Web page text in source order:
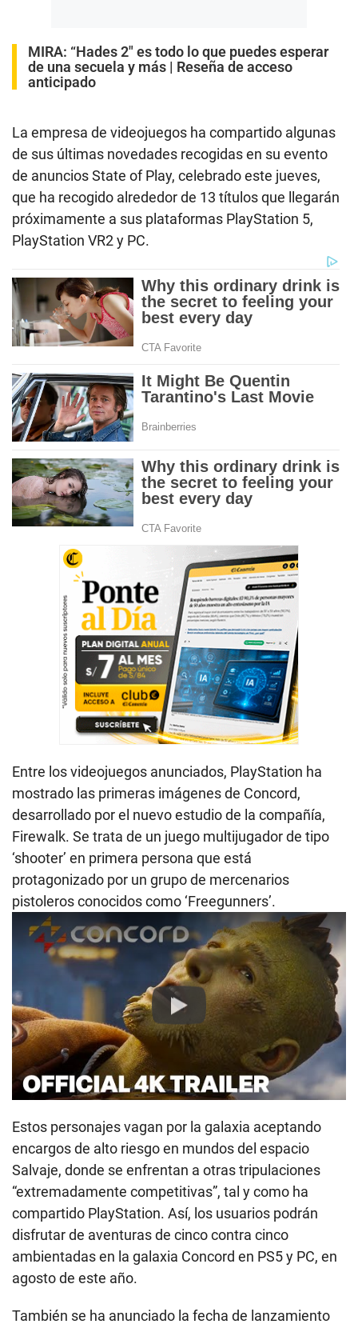
MIRA: “Hades 2″ es todo lo que puedes esperar
de una secuela y más | Reseña de acceso
anticipado
La empresa de videojuegos ha compartido algunas
de sus últimas novedades recogidas en su evento
de anuncios State of Play, celebrado este jueves,
que ha recogido alrededor de 13 títulos que llegarán
próximamente a sus plataformas PlayStation 5,
PlayStation VR2 y PC.
Entre los videojuegos anunciados, PlayStation ha
mostrado las primeras imágenes de Concord,
desarrollado por el nuevo estudio de la compañía,
Firewalk. Se trata de un juego multijugador de tipo
‘shooter’ en primera persona que está
protagonizado por un grupo de mercenarios
pistoleros conocidos como ‘Freegunners’.
Play
Estos personajes vagan por la galaxia aceptando
encargos de alto riesgo en mundos del espacio
Salvaje, donde se enfrentan a otras tripulaciones
“extremadamente competitivas”, tal y como ha
compartido PlayStation. Así, los usuarios podrán
disfrutar de aventuras de cinco contra cinco
ambientadas en la galaxia Concord en PS5 y PC, en
agosto de este año.
También se ha anunciado la fecha de lanzamiento